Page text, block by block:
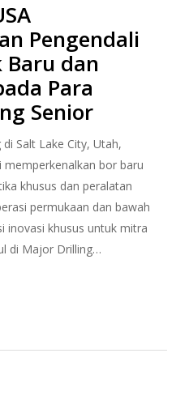
Pengendali
dan
Para
Senior
Salt Lake City, Utah,
memperkenalkan bor baru
khusus dan peralatan
permukaan dan bawah
inovasi khusus untuk mitra
di Major Drilling…